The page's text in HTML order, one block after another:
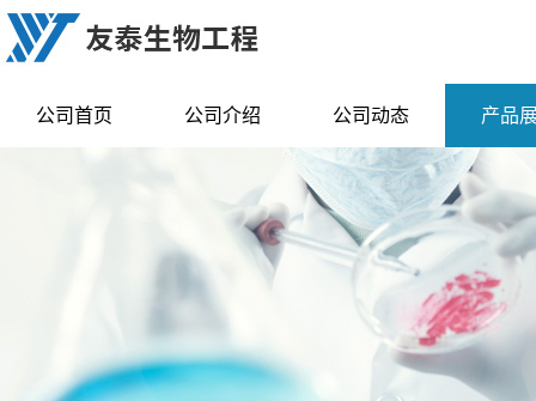
公司首页 公司介绍 公司动态 产品